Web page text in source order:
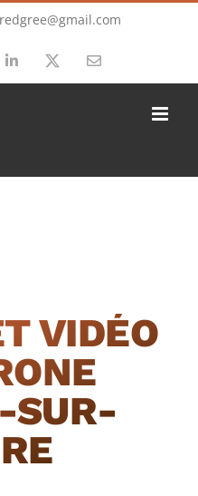
LinkedIn Email
VIDÉO
SUR-